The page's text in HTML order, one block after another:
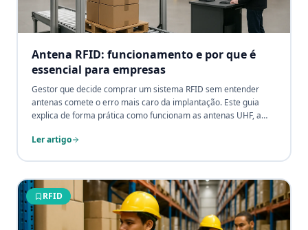
Antena RFID: funcionamento e por que é
essencial para empresas
Gestor que decide comprar um sistema RFID sem entender
antenas comete o erro mais caro da implantação. Este guia
explica de forma prática como funcionam as antenas UHF, a
escolher a configuração certa para cada ambiente.
Ler artigo
RFID